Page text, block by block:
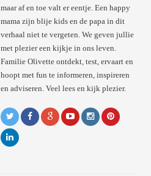
maar af en toe valt er eentje. Een happy
mama zijn blije kids en de papa in dit
verhaal niet te vergeten. We geven jullie
met plezier een kijkje in ons leven.
Familie Olivette ontdekt, test, ervaart en
hoopt met fun te informeren, inspireren
en adviseren. Veel lees en kijk plezier.